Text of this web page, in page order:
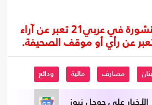
المقالات المنشورة في عربي21 تعبر عن آراء
عن رأي أو موقف الصحيفة.
مصارف مالية ودائع
الأخبار على جوجل نيوز